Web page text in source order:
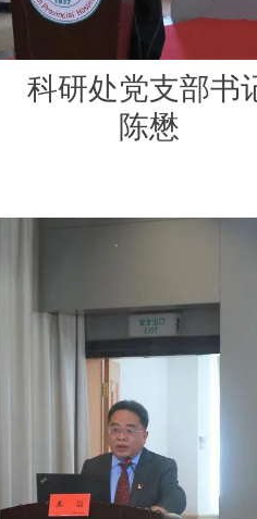
科研处党支部书
陈懋